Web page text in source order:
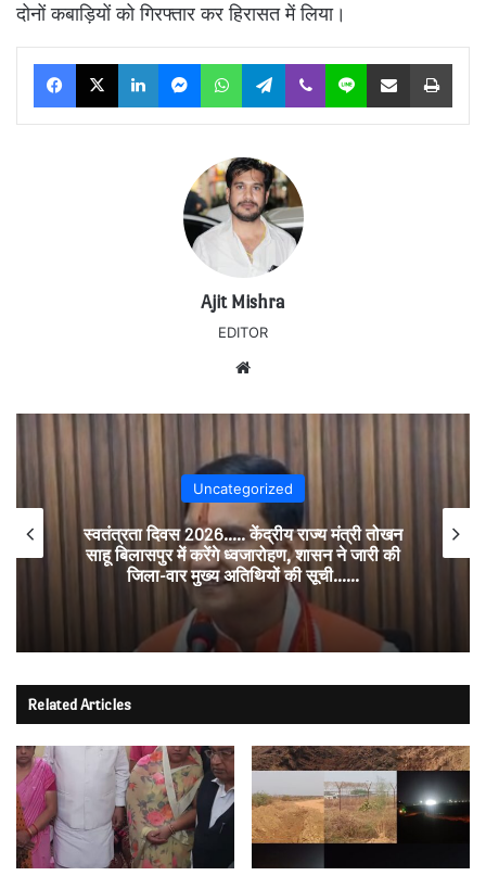
दोनों कबाड़ियों को गिरफ्तार कर हिरासत में लिया।
Facebook
X LinkedInMessengerWhatsAppTelegram
Viber Line Share via Email Print
Ajit Mishra
EDITOR
Uncategorized
स्वतंत्रता दिवस 2026….. केंद्रीय राज्य मंत्री तोखन
साहू बिलासपुर में करेंगे ध्वजारोहण, शासन ने जारी की
जिला-वार मुख्य अतिथियों की सूची……
Related Articles